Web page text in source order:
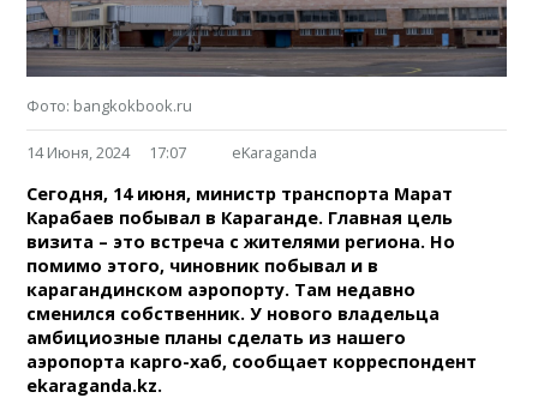
Фото: bangkokbook.ru
14 Июня, 2024 17:07 eKaraganda
Сегодня, 14 июня, министр транспорта Марат
Карабаев побывал в Караганде. Главная цель
визита – это встреча с жителями региона. Но
помимо этого, чиновник побывал и в
карагандинском аэропорту. Там недавно
сменился собственник. У нового владельца
амбициозные планы сделать из нашего
аэропорта карго-хаб, сообщает корреспондент
ekaraganda.kz.